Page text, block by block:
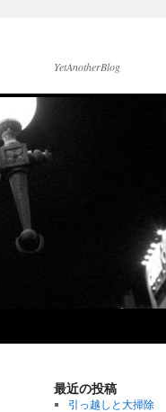
YetAnotherBlog
最近の投稿
引っ越しと大掃除